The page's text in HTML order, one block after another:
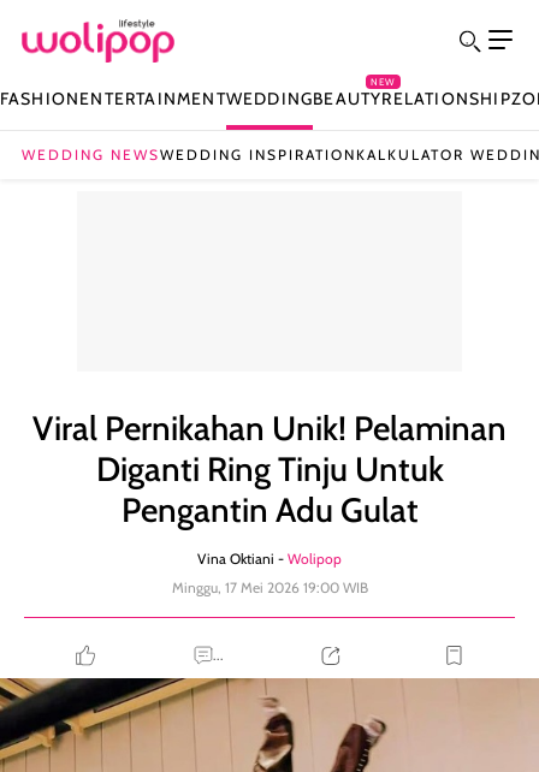
FASHIONENTERTAINMENTWEDDINGBEAUTY
NEW
RELATIONSHIP
WEDDING NEWSWEDDING INSPIRATION KALKULATOR
Viral Pernikahan Unik! Pelaminan
Diganti Ring Tinju Untuk
Pengantin Adu Gulat
Vina Oktiani - Wolipop
Minggu, 17 Mei 2026 19:00 WIB
...